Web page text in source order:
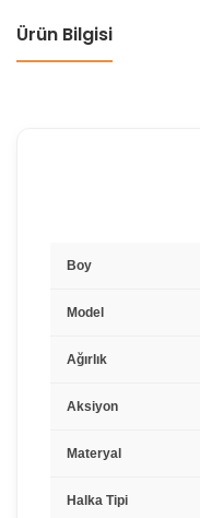
Ürün Bilgisi
Boy
Model
Ağırlık
Aksiyon
Materyal
Halka Tipi